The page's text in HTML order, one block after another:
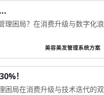
理困局？在消费升级与数字化浪
美容美发管理系统方案
！
困局在消费升级与技术迭代的双